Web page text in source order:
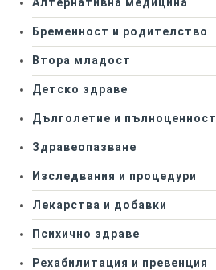
Бременност и родителство
Втора младост
Детско здраве
Дълголетие и пълноценност
Здравеопазване
Изследвания и процедури
Лекарства и добавки
Психично здраве
Рехабилитация и превенция